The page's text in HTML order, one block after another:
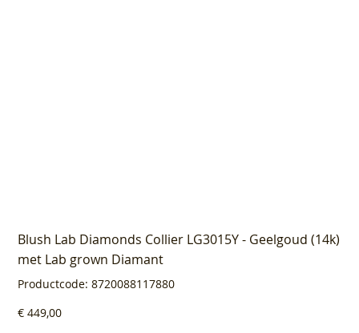
Blush Lab Diamonds Collier LG3015Y - Geelgoud (14k)
met Lab grown Diamant
Productcode: Productcode
8720088117880
8720088117880
Prijs
€ 449,00